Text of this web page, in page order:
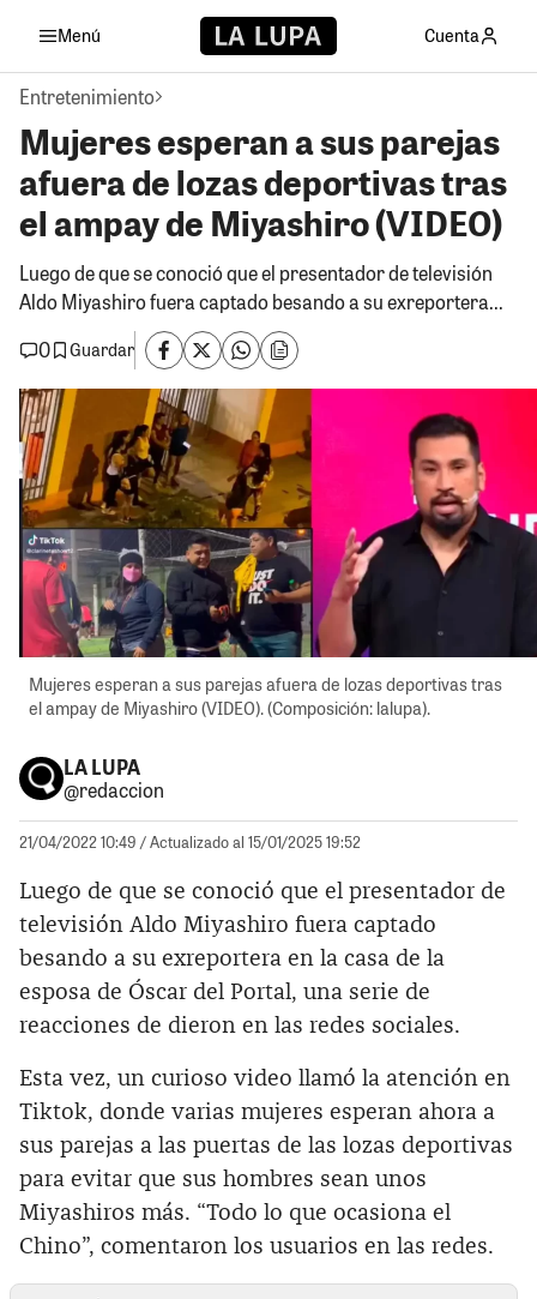
Menú Cuenta
Entretenimiento
Mujeres esperan a sus parejas
afuera de lozas deportivas tras
el ampay de Miyashiro (VIDEO)
Luego de que se conoció que el presentador de televisión
Aldo Miyashiro fuera captado besando a su exreportera...
0
Guardar
Mujeres esperan a sus parejas afuera de lozas deportivas tras
el ampay de Miyashiro (VIDEO). (Composición: lalupa).
LA LUPA
@redaccion
21/04/2022 10:49 / Actualizado al 15/01/2025 19:52
Luego de que se conoció que el presentador de
televisión Aldo Miyashiro fuera captado
besando a su exreportera en la casa de la
esposa de Óscar del Portal, una serie de
reacciones de dieron en las redes sociales.
Esta vez, un curioso video llamó la atención en
Tiktok, donde varias mujeres esperan ahora a
sus parejas a las puertas de las lozas deportivas
para evitar que sus hombres sean unos
Miyashiros más. “Todo lo que ocasiona el
Chino”, comentaron los usuarios en las redes.